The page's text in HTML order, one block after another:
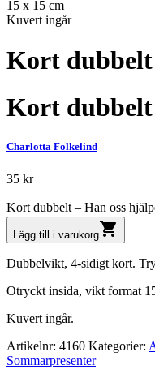
15 x 15 cm
Kuvert ingår
Kort dubbelt
Kort dubbelt
Charlotta Folkelind
35 kr
Kort dubbelt – Han oss
Lägg till i varukorgshopping_cart
Dubbelvikt, 4-sidigt kort.
Otryckt insida, vikt format
Kuvert ingår.
Artikelnr: 4160 Kategorier:
Sommarpresenter